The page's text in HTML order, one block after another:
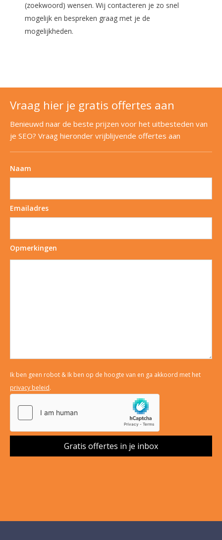
(zoekwoord) wensen. Wij contacteren je zo snel
mogelijk en bespreken graag met je de
mogelijkheden.
Vraag hier je gratis offertes aan
Benieuwd naar de beste prijzen voor het uitbesteden van
je SEO? Vraag hieronder vrijblijvende offertes aan
Naam
Emailadres
Opmerkingen
Ik ben geen robot & Ik ben op de hoogte van en ga akkoord met het
privacy beleid.